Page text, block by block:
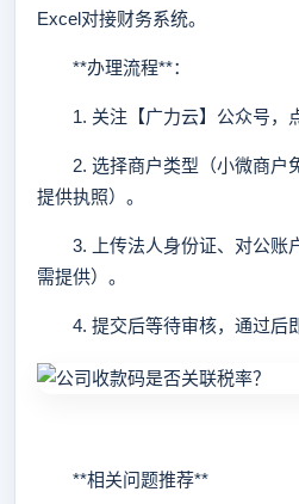
Excel对接财务系统。
**办理流程**：
1. 关注【广力云】公众号，点
2. 选择商户类型（小微商户
提供执照）。
3. 上传法人身份证、对公账
需提供）。
4. 提交后等待审核，通过后即
**相关问题推荐**